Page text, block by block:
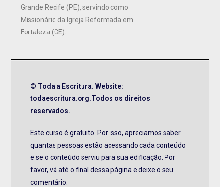
Grande Recife (PE), servindo como
Missionário da Igreja Reformada em
Fortaleza (CE).
© Toda a Escritura. Website:
todaescritura.org.Todos os direitos
reservados.
Este curso é gratuito. Por isso, apreciamos saber
quantas pessoas estão acessando cada conteúdo
e se o conteúdo serviu para sua edificação. Por
favor, vá até o final dessa página e deixe o seu
comentário.